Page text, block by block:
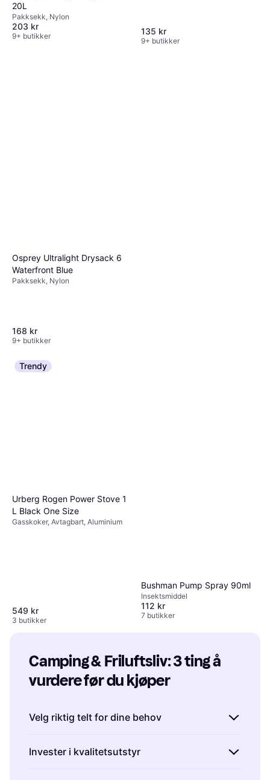
20L
Pakksekk, Nylon
203 kr
9+ butikker 135 kr
9+ butikker
Osprey Ultralight Drysack 6
Waterfront Blue
Pakksekk, Nylon
168 kr
9+ butikker
Trendy
Urberg Rogen Power Stove 1
L Black One Size
Gasskoker, Avtagbart, Aluminium
549 kr
3 butikker
Bushman Pump Spray 90ml
Insektsmiddel
112 kr
7 butikker
Camping & Friluftsliv: 3 ting å
vurdere før du kjøper
Velg riktig telt for dine behov
campingopplevelse. Tenk over hvor mange
personer som skal bruke teltet og hvilken
Invester i kvalitetsutstyr